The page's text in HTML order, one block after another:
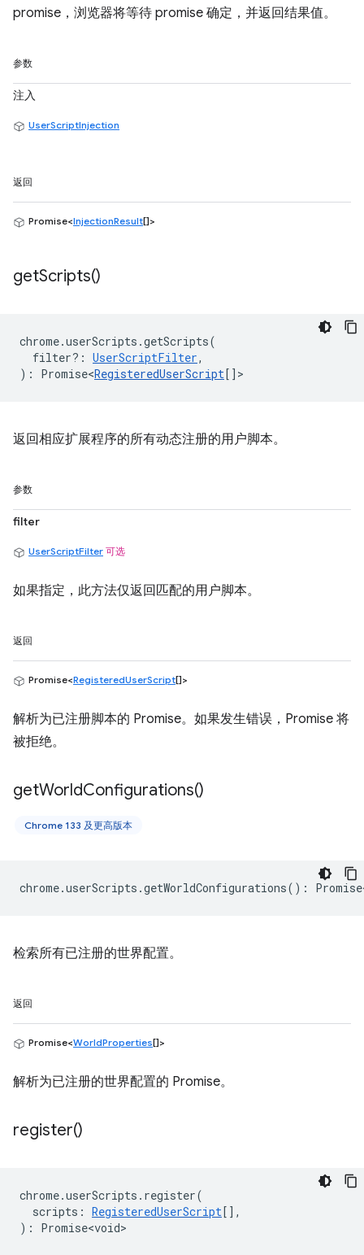
promise，浏览器将等待 promise 确定，并返回结果值。
参数
注入
UserScriptInjection
返回
Promise<InjectionResult[]>
getScripts()
chrome.userScripts .getScripts(
filter? : UserScriptFilter,
) : Promise<RegisteredUserScript [] >
返回相应扩展程序的所有动态注册的用户脚本。
参数
filter
UserScriptFilter 可选
如果指定，此方法仅返回匹配的用户脚本。
返回
Promise<RegisteredUserScript[]>
解析为已注册脚本的 Promise。如果发生错误，Promise 将
被拒绝。
getWorldConfigurations()
Chrome 133 及更高版本
chrome.userScripts .getWorldConfigurations() :
检索所有已注册的世界配置。
返回
Promise<WorldProperties[]>
解析为已注册的世界配置的 Promise。
register()
chrome.userScripts . register(
scripts : RegisteredUserScript [],
) : Promise<void>